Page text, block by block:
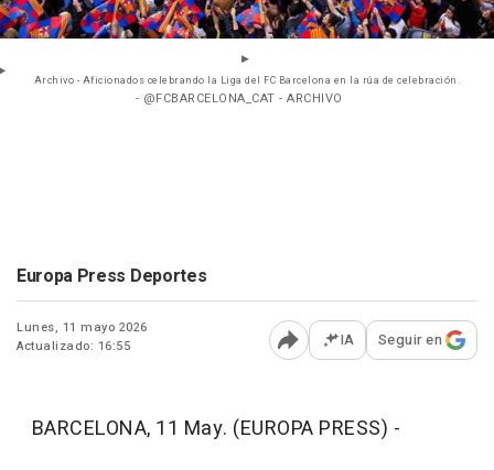
Archivo - Aficionados celebrando la Liga del FC Barcelona en la rúa de celebración.
- @FCBARCELONA_CAT - ARCHIVO
Europa Press Deportes
Lunes, 11 mayo 2026
Actualizado: 16:55
Abrir opciones para
IA Seguir en
BARCELONA, 11 May. (EUROPA PRESS) -